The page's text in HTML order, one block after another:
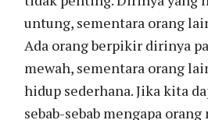
untung, sementara orang
Ada orang berpikir dirinya
mewah, sementara orang
hidup sederhana. Jika kita
sebab-sebab mengapa